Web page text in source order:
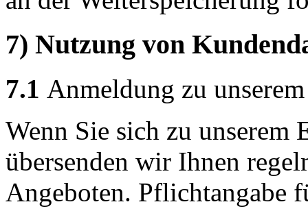
7) Nutzung von
7.1 Anmeldung zu
Wenn Sie sich zu unserem
übersenden wir Ihnen
Angeboten. Pflichtangabe